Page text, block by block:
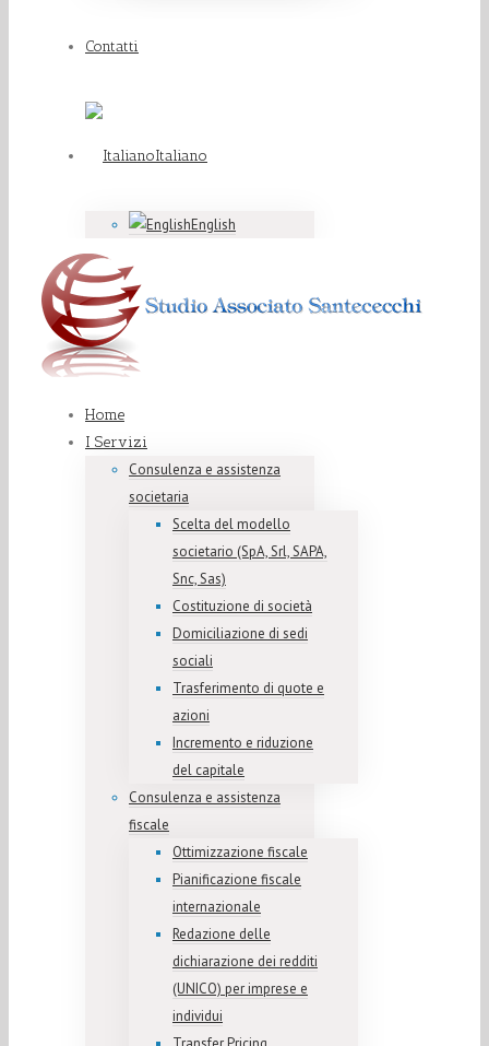
Contatti
Italiano
English
Home
I Servizi
Consulenza e assistenza
societaria
Scelta del modello
societario (SpA, Srl, SAPA,
Snc, Sas)
Costituzione di società
Domiciliazione di sedi
sociali
Trasferimento di quote e
azioni
Incremento e riduzione
del capitale
Consulenza e assistenza
fiscale
Ottimizzazione fiscale
Pianificazione fiscale
internazionale
Redazione delle
dichiarazione dei redditi
(UNICO) per imprese e
individui